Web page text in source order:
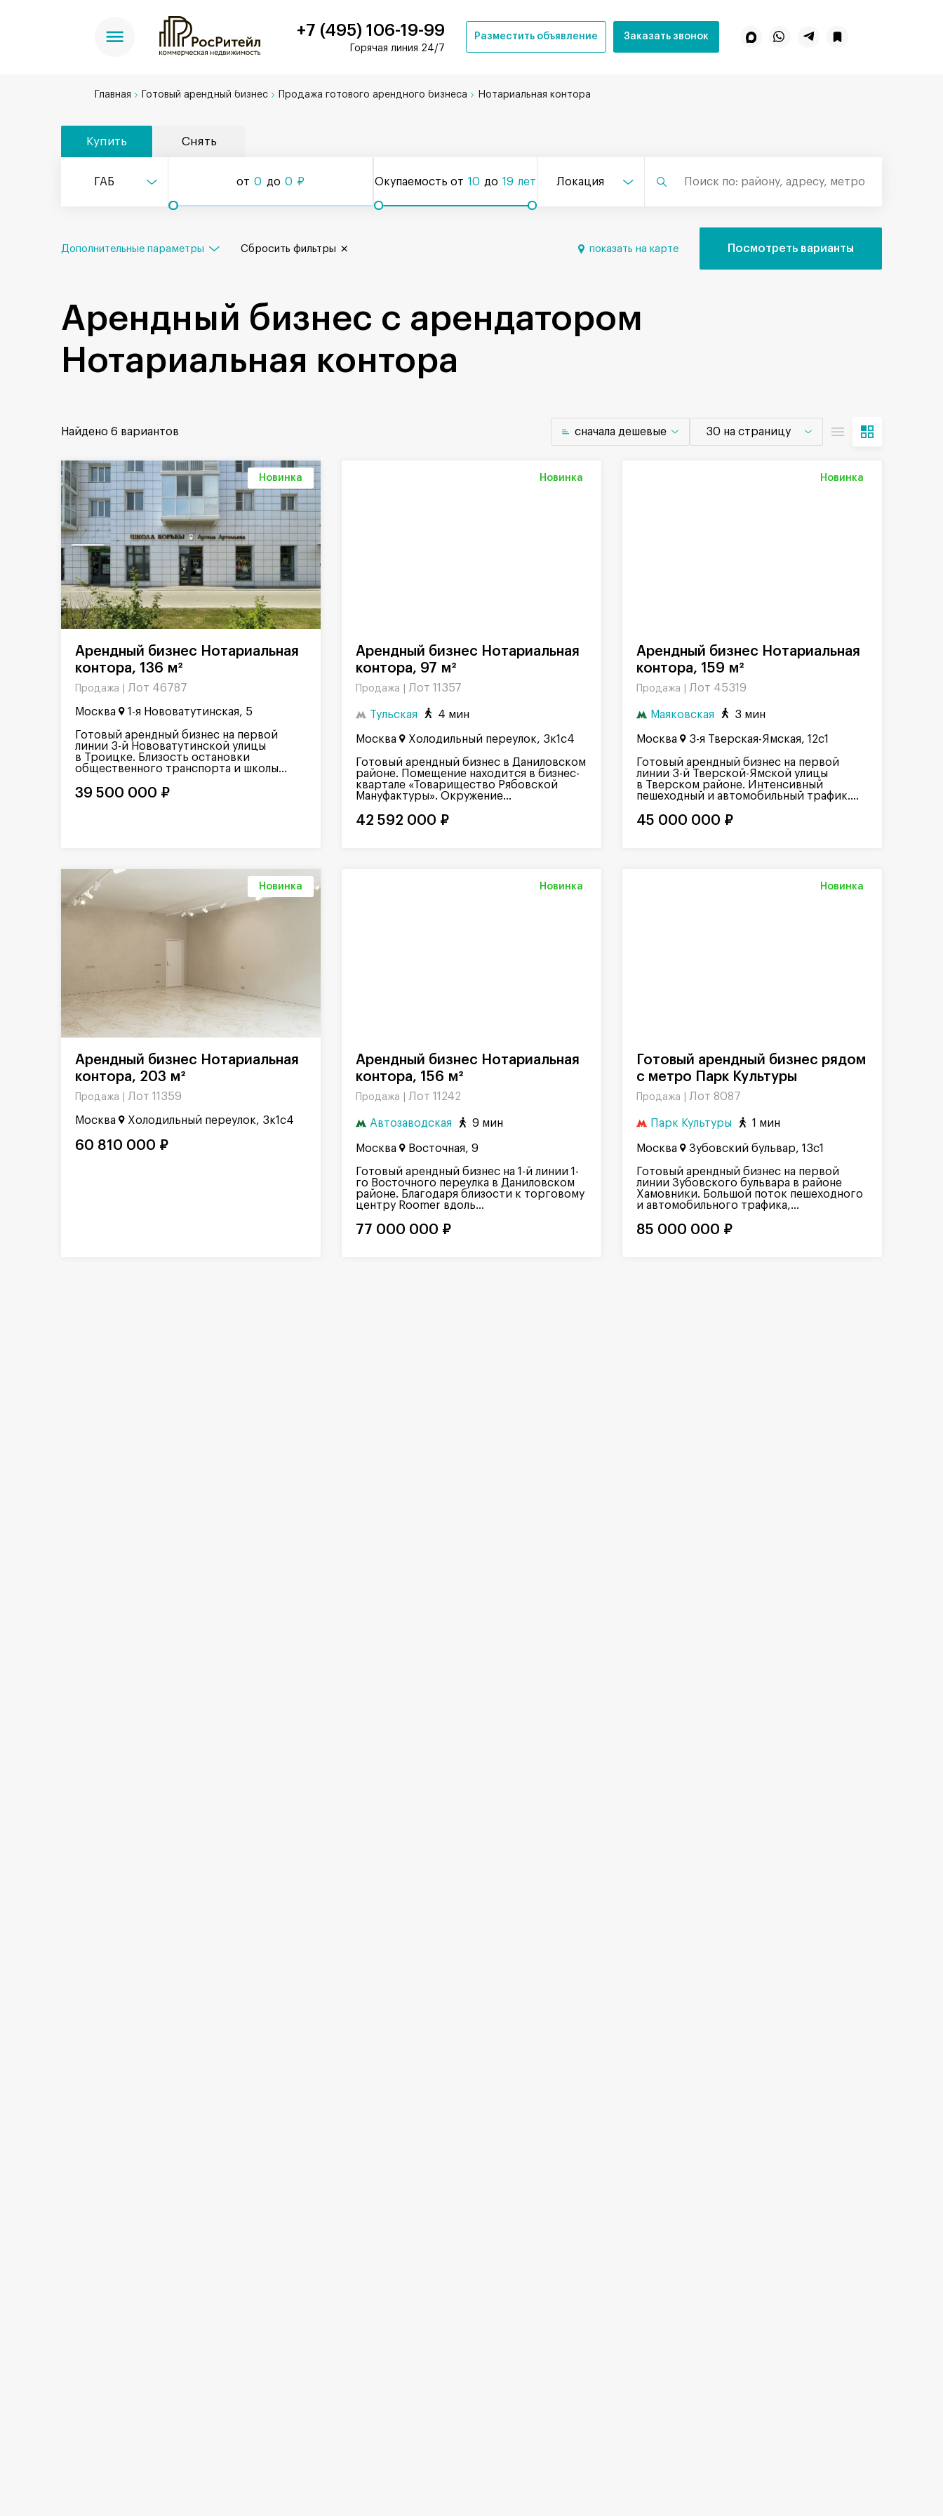
+7 (495) 106-19-99
Горячая линия 24/7
Разместить объявление Заказать звонок
Главная Готовый арендный бизнес Продажа готового арендного бизнеса Нотариальная контора
Купить Снять
ГАБ от 0 до 0 ₽ Окупаемость от 10 до 19 лет Локация
Дополнительные параметры Сбросить фильтры показать на карте Посмотреть варианты
Арендный бизнес с арендатором
Нотариальная контора
Найдено 6 вариантов cначала дешевые 30 на страницу
Новинка
Арендный бизнес Нотариальная
контора, 136 м²
Продажа | Лот 46787
Москва 1-я Нововатутинская, 5
Готовый арендный бизнес на первой
линии 3-й Нововатутинской улицы
в Троицке. Близость остановки
общественного транспорта и школы...
39 500 000 ₽
Новинка
Арендный бизнес Нотариальная
контора, 97 м²
Продажа | Лот 11357
Тульская 4 мин
Москва Холодильный переулок, 3к1с4
Готовый арендный бизнес в Даниловском
районе. Помещение находится в бизнес-
квартале «Товарищество Рябовской
Мануфактуры». Окружение...
42 592 000 ₽
Новинка
Арендный бизнес Нотариальная
контора, 159 м²
Продажа | Лот 45319
Маяковская 3 мин
Москва 3-я Тверская-Ямская, 12с1
Готовый арендный бизнес на первой
линии 3-й Тверской-Ямской улицы
в Тверском районе. Интенсивный
пешеходный и автомобильный трафик....
45 000 000 ₽
Новинка
Арендный бизнес Нотариальная
контора, 203 м²
Продажа | Лот 11359
Москва Холодильный переулок, 3к1с4
60 810 000 ₽
Новинка
Арендный бизнес Нотариальная
контора, 156 м²
Продажа | Лот 11242
Автозаводская 9 мин
Москва Восточная, 9
Готовый арендный бизнес на 1-й линии 1-
го Восточного переулка в Даниловском
районе. Благодаря близости к торговому
центру Roomer вдоль...
77 000 000 ₽
Новинка
с метро Парк Культуры
Продажа | Лот 8087
Парк Культуры 1 мин
Москва Зубовский бульвар, 13с1
Готовый арендный бизнес на первой
линии Зубовского бульвара в районе
Хамовники. Большой поток пешеходного
и автомобильного трафика,...
85 000 000 ₽